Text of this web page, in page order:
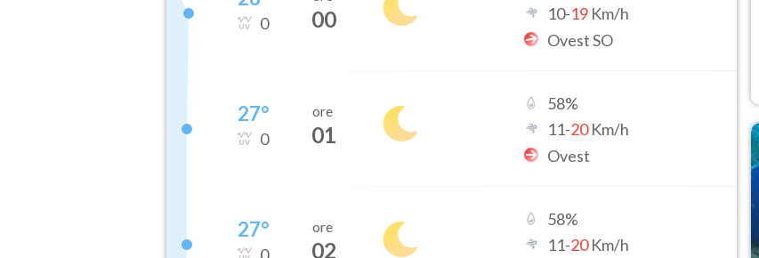
0 00
10-19 Km/h
Ovest SO
27°
0
ore
01
58%
11-20Km/h
Ovest
27° ore
02
58%
11-20Km/h